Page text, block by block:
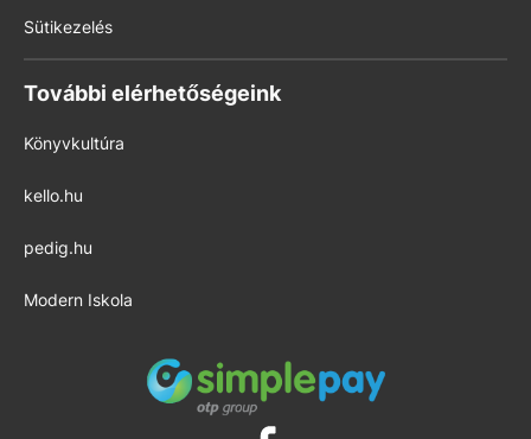
Sütikezelés
További elérhetőségeink
Könyvkultúra
kello.hu
pedig.hu
Modern Iskola